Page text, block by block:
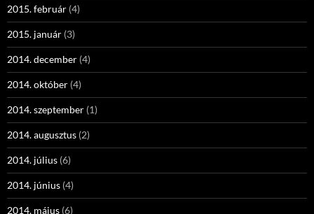
2015. február (4)
2015. január (3)
2014. december (4)
2014. október (4)
2014. szeptember (1)
2014. augusztus (2)
2014. július (6)
2014. június (4)
2014. május (6)